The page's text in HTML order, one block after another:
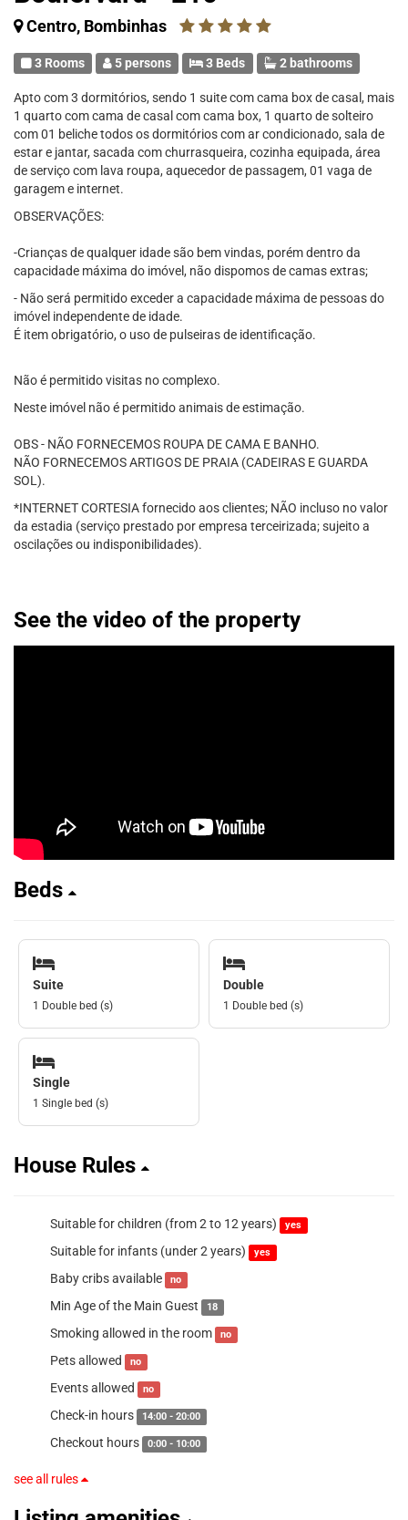
Centro, Bombinhas
3 Rooms 5 persons 3 Beds 2 bathrooms
Apto com 3 dormitórios, sendo 1 suite com cama box de casal, mais
1 quarto com cama de casal com cama box, 1 quarto de solteiro
com 01 beliche todos os dormitórios com ar condicionado, sala de
estar e jantar, sacada com churrasqueira, cozinha equipada, área
de serviço com lava roupa, aquecedor de passagem, 01 vaga de
garagem e internet.
OBSERVAÇÕES:
-Crianças de qualquer idade são bem vindas, porém dentro da
capacidade máxima do imóvel, não dispomos de camas extras;
- Não será permitido exceder a capacidade máxima de pessoas do
imóvel independente de idade.
É item obrigatório, o uso de pulseiras de identificação.
Não é permitido visitas no complexo.
Neste imóvel não é permitido animais de estimação.
OBS - NÃO FORNECEMOS ROUPA DE CAMA E BANHO.
NÃO FORNECEMOS ARTIGOS DE PRAIA (CADEIRAS E GUARDA
SOL).
*INTERNET CORTESIA fornecido aos clientes; NÃO incluso no valor
da estadia (serviço prestado por empresa terceirizada; sujeito a
oscilações ou indisponibilidades).
See the video of the property
Beds
Suite
1 Double bed (s)
Double
1 Double bed (s)
Single
1 Single bed (s)
House Rules
Suitable for children (from 2 to 12 years) yes
Suitable for infants (under 2 years) yes
Baby cribs available no
Min Age of the Main Guest 18
Smoking allowed in the room no
Pets allowed no
Events allowed no
Check-in hours 14:00 - 20:00
Checkout hours 0:00 - 10:00
see all rules